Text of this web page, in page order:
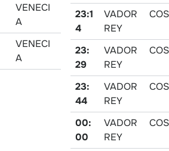
VENECI
A
VENECI
A
23:1
4
VADOR
REY
23:
29
VADOR
REY
23:
44
VADOR
REY
00:
00
VADOR
REY